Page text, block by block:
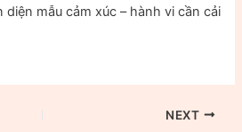
diện mẫu cảm xúc – hành vi cần cải
NEXT